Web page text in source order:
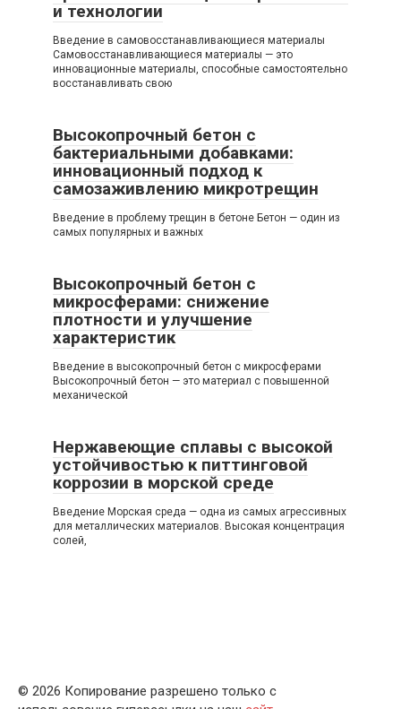
и технологии
Введение в самовосстанавливающиеся материалы
Самовосстанавливающиеся материалы — это
инновационные материалы, способные самостоятельно
восстанавливать свою
Высокопрочный бетон с
бактериальными добавками:
инновационный подход к
самозаживлению микротрещин
Введение в проблему трещин в бетоне Бетон — один из
самых популярных и важных
Высокопрочный бетон с
микросферами: снижение
плотности и улучшение
характеристик
Введение в высокопрочный бетон с микросферами
Высокопрочный бетон — это материал с повышенной
механической
Нержавеющие сплавы с высокой
устойчивостью к питтинговой
коррозии в морской среде
Введение Морская среда — одна из самых агрессивных
для металлических материалов. Высокая концентрация
солей,
© 2026 Копирование разрешено только с